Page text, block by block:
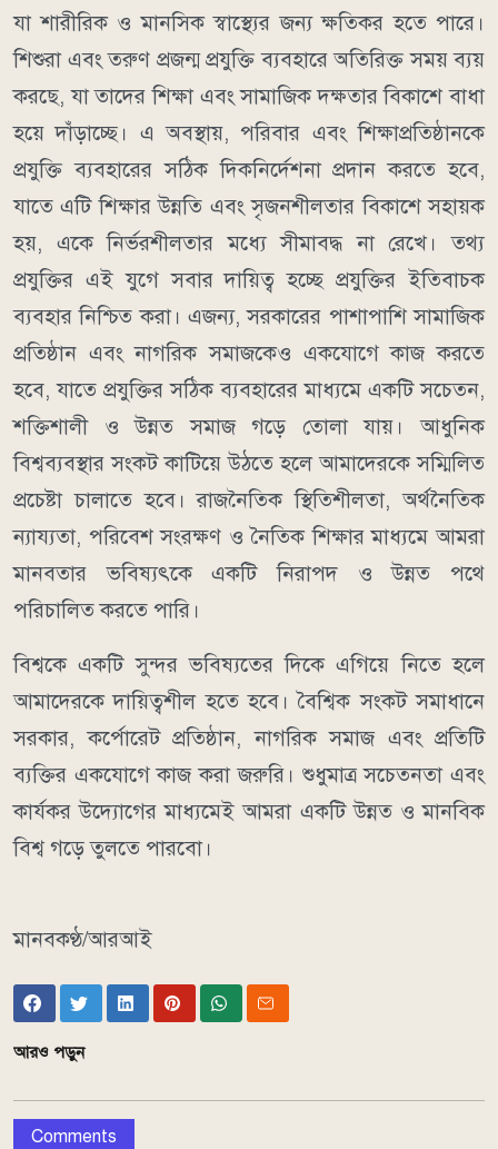
যা শারীরিক ও মানসিক স্বাস্থ্যের জন্য ক্ষতিকর হতে পারে।
শিশুরা এবং তরুণ প্রজন্ম প্রযুক্তি ব্যবহারে অতিরিক্ত সময় ব্যয়
করছে, যা তাদের শিক্ষা এবং সামাজিক দক্ষতার বিকাশে বাধা
হয়ে দাঁড়াচ্ছে। এ অবস্থায়, পরিবার এবং শিক্ষাপ্রতিষ্ঠানকে
প্রযুক্তি ব্যবহারের সঠিক দিকনির্দেশনা প্রদান করতে হবে,
যাতে এটি শিক্ষার উন্নতি এবং সৃজনশীলতার বিকাশে সহায়ক
হয়, একে নির্ভরশীলতার মধ্যে সীমাবদ্ধ না রেখে। তথ্য
প্রযুক্তির এই যুগে সবার দায়িত্ব হচ্ছে প্রযুক্তির ইতিবাচক
ব্যবহার নিশ্চিত করা। এজন্য, সরকারের পাশাপাশি সামাজিক
প্রতিষ্ঠান এবং নাগরিক সমাজকেও একযোগে কাজ করতে
হবে, যাতে প্রযুক্তির সঠিক ব্যবহারের মাধ্যমে একটি সচেতন,
শক্তিশালী ও উন্নত সমাজ গড়ে তোলা যায়। আধুনিক
বিশ্বব্যবস্থার সংকট কাটিয়ে উঠতে হলে আমাদেরকে সম্মিলিত
প্রচেষ্টা চালাতে হবে। রাজনৈতিক স্থিতিশীলতা, অর্থনৈতিক
ন্যায্যতা, পরিবেশ সংরক্ষণ ও নৈতিক শিক্ষার মাধ্যমে আমরা
মানবতার ভবিষ্যৎকে একটি নিরাপদ ও উন্নত পথে
পরিচালিত করতে পারি।
বিশ্বকে একটি সুন্দর ভবিষ্যতের দিকে এগিয়ে নিতে হলে
আমাদেরকে দায়িত্বশীল হতে হবে। বৈশ্বিক সংকট সমাধানে
সরকার, কর্পোরেট প্রতিষ্ঠান, নাগরিক সমাজ এবং প্রতিটি
ব্যক্তির একযোগে কাজ করা জরুরি। শুধুমাত্র সচেতনতা এবং
কার্যকর উদ্যোগের মাধ্যমেই আমরা একটি উন্নত ও মানবিক
বিশ্ব গড়ে তুলতে পারবো।
মানবকণ্ঠ/আরআই
আরও পড়ুন
Comments